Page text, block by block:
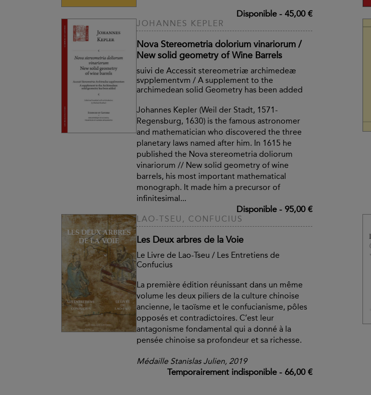
Disponible- 45,00 €
JOHANNES KEPLER
Nova Stereometria dolorium vinariorum /
New solid geometry of Wine Barrels
suivi de Accessit stereometriæ archimedeæ
svpplementvm / A supplement to the
archimedean solid Geometry has been added
Johannes Kepler (Weil der Stadt, 1571-
Regensburg, 1630) is the famous astronomer
and mathematician who discovered the three
planetary laws named after him. In 1615 he
published the Nova stereometria doliorum
vinariorum // New solid geometry of wine
barrels, his most important mathematical
monograph. It made him a precursor of
infinitesimal...
Disponible- 95,00 €
LAO-TSEU, CONFUCIUS
Les Deux arbres de la Voie
Le Livre de Lao-Tseu / Les Entretiens de
Confucius
La première édition réunissant dans un même
volume les deux piliers de la culture chinoise
ancienne, le taoïsme et le confucianisme, pôles
opposés et contradictoires. C’est leur
antagonisme fondamental qui a donné à la
pensée chinoise sa profondeur et sa richesse.
Médaille Stanislas Julien, 2019
Temporairement indisponible- 66,00 €